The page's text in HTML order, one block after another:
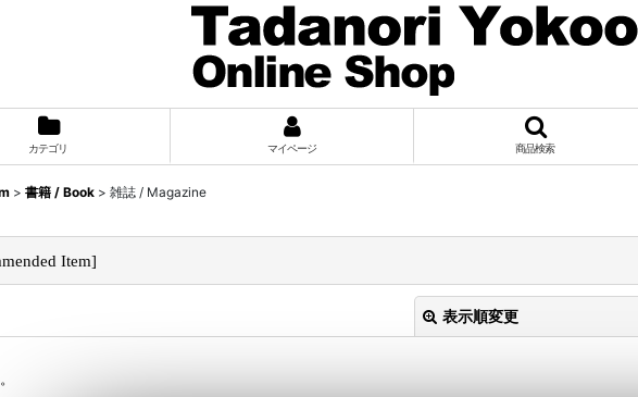
カテゴリ マイページ 商品検索
> 書籍 / Book > 雑誌 / Magazine
Item]
表示順変更